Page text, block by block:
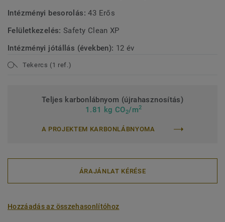
Intézményi besorolás:43 Erős
Felületkezelés:Safety Clean XP
Intézményi jótállás (években): 12 év
Tekercs (1 ref.)
Teljes karbonlábnyom (újrahasznosítás)
1.81 kg CO2/m2
A PROJEKTEM KARBONLÁBNYOMA
ÁRAJÁNLAT KÉRÉSE
Hozzáadás az összehasonlítóhoz